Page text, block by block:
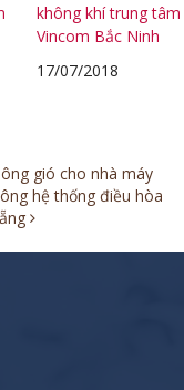
không khí trung tâm
Vincom Bắc Ninh
17/07/2018
gió cho nhà máy
hệ thống điều hòa